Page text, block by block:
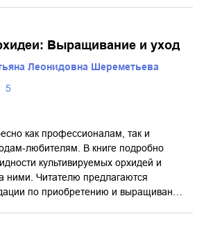
Выращивание и уход
Леонидовна Шереметьева
5
как профессионалам, так и
любителям. В книге подробно
культивируемых орхидей и
ними. Читателю предлагаются
по приобретению и выращиван…